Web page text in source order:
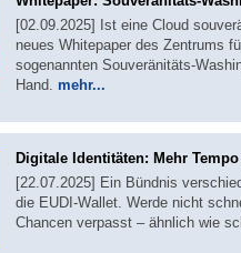
[02.09.2025] Ist eine Cloud
neues Whitepaper des Zentrums
sogenannten Souveränitäts-
Hand. mehr...
Digitale Identitäten: Mehr
[22.07.2025] Ein Bündnis
die EUDI-Wallet. Werde nicht
Chancen verpasst – ähnlich wie